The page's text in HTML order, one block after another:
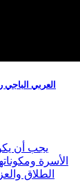
العربي
يجب أن
الأسرة
الطلاق